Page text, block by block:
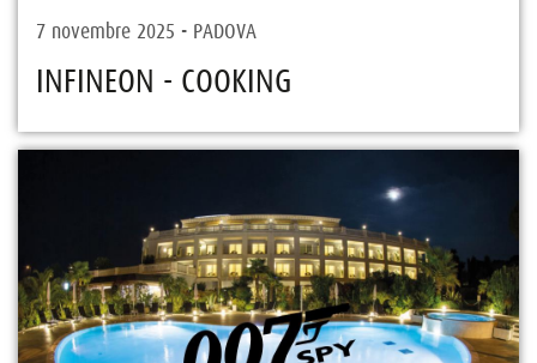
7 novembre 2025 - PADOVA
INFINEON - COOKING